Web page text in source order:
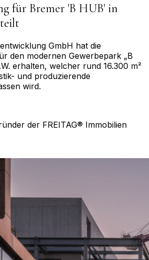
für Bremer 'B HUB' in
GmbH hat die
den modernen Gewerbepark „B
erhalten, welcher rund 16.300 m²
und produzierende
wird.
der FREITAG® Immobilien